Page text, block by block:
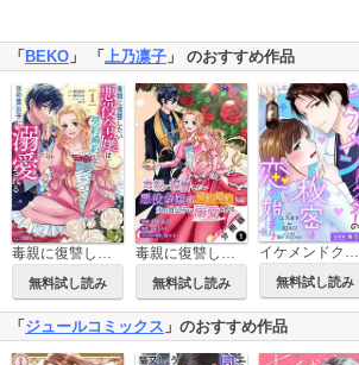
「BEKO 」 「 上乃凛子 」 のおすすめ作品
無料試し読み 無料試し読み
イケメンドクターの秘密は恋の始まり 分冊版
無料試し読み
「ジュールコミックス 」のおすすめ作品